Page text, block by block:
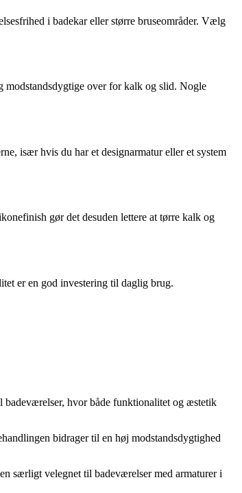
i badekar eller større bruseområder. Vælg
modstandsdygtige over for kalk og slid. Nogle
især hvis du har et designarmatur eller et system
gør det desuden lettere at tørre kalk og
er en god investering til daglig brug.
badeværelser, hvor både funktionalitet og æstetik
bidrager til en høj modstandsdygtighed
særligt velegnet til badeværelser med armaturer i